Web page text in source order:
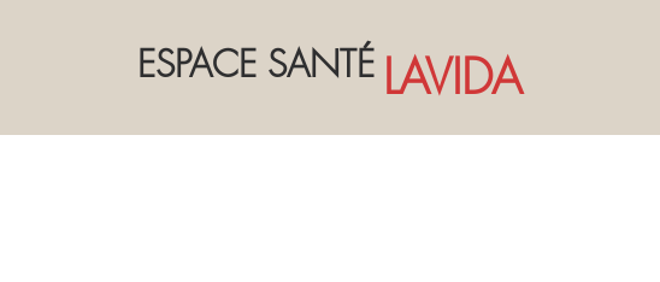
ESPACE SANTÉ LAVIDA